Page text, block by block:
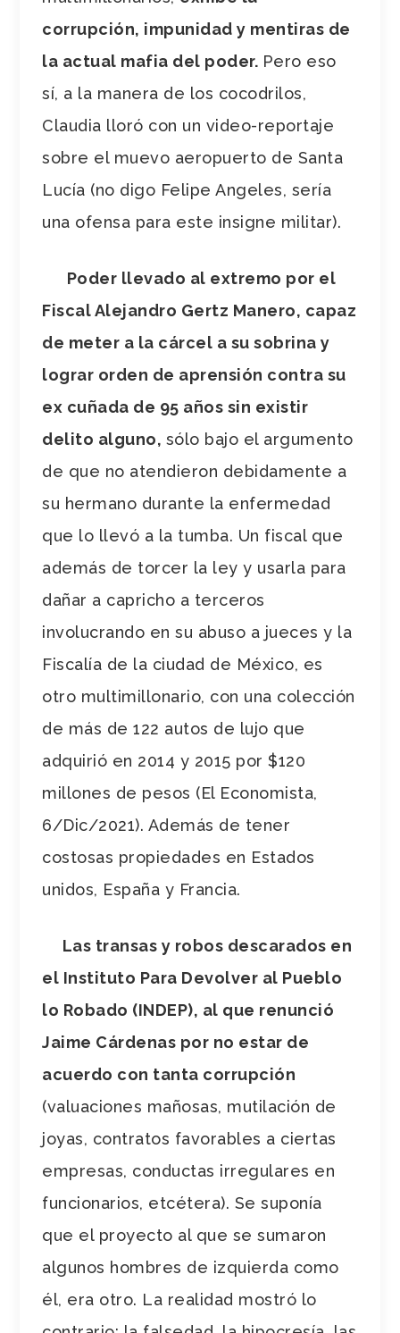
corrupción, impunidad y mentiras de
la actual mafia del poder. Pero eso
sí, a la manera de los cocodrilos,
Claudia lloró con un video-reportaje
sobre el muevo aeropuerto de Santa
Lucía (no digo Felipe Angeles, sería
una ofensa para este insigne militar).
Poder llevado al extremo por el
Fiscal Alejandro Gertz Manero, capaz
de meter a la cárcel a su sobrina y
lograr orden de aprensión contra su
ex cuñada de 95 años sin existir
delito alguno, sólo bajo el argumento
de que no atendieron debidamente a
su hermano durante la enfermedad
que lo llevó a la tumba. Un fiscal que
además de torcer la ley y usarla para
dañar a capricho a terceros
involucrando en su abuso a jueces y la
Fiscalía de la ciudad de México, es
otro multimillonario, con una colección
de más de 122 autos de lujo que
adquirió en 2014 y 2015 por $120
millones de pesos (El Economista,
6/Dic/2021). Además de tener
costosas propiedades en Estados
unidos, España y Francia.
Las transas y robos descarados en
el Instituto Para Devolver al Pueblo
lo Robado (INDEP), al que renunció
Jaime Cárdenas por no estar de
acuerdo con tanta corrupción
(valuaciones mañosas, mutilación de
joyas, contratos favorables a ciertas
empresas, conductas irregulares en
funcionarios, etcétera). Se suponía
que el proyecto al que se sumaron
algunos hombres de izquierda como
él, era otro. La realidad mostró lo